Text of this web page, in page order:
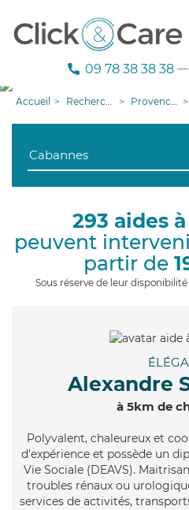
09 78 38 38 38 —
Accueil Recherche aide à domicile Provence-Alpes-Côte d'Azur
293 aides
peuvent
partir de
Sous réserve de leur
Alexandre
à 5km de
Polyvalent, chaleureux et
d'expérience et possède un
Vie Sociale (DEAVS).
troubles rénaux ou
services de activités,